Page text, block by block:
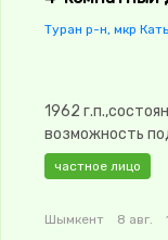
Туран р-н, мкр
1962
возможность
частное лицо
Шымкент 8 авг.